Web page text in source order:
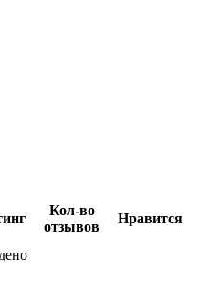
Кол-во
отзывов
Нравится